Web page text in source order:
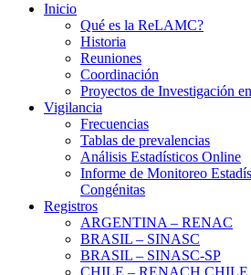
Inicio
Qué es la ReLAMC?
Historia
Reuniones
Coordinación
Proyectos de Investigación
Vigilancia
Frecuencias
Tablas de prevalencias
Análisis Estadísticos Online
Informe de Monitoreo
Congénitas
Registros
ARGENTINA – RENAC
BRASIL – SINASC
BRASIL – SINASC-SP
CHILE – RENACH CHILE